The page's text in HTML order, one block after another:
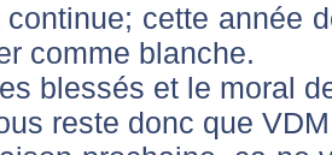
continue; cette année
comme blanche.
blessés et le moral
reste donc que